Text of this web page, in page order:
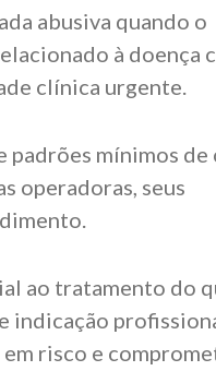
abusiva quando o
à doença
clínica urgente.
padrões mínimos de
operadoras, seus
ao tratamento do
indicação
risco e